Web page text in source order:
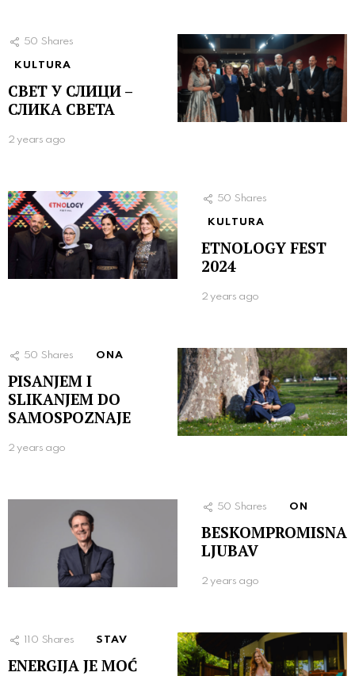
50 Shares
KULTURA
СВЕТ У СЛИЦИ –
СЛИКА СВЕТА
2 years ago
50 Shares
KULTURA
ETNOLOGY FEST
2024
2 years ago
50 Shares ONA
PISANJEM I
SLIKANJEM DO
SAMOSPOZNAJE
2 years ago
50 Shares ON
BESKOMPROMISNA
LJUBAV
2 years ago
110 Shares STAV
ENERGIJA JE MOĆ